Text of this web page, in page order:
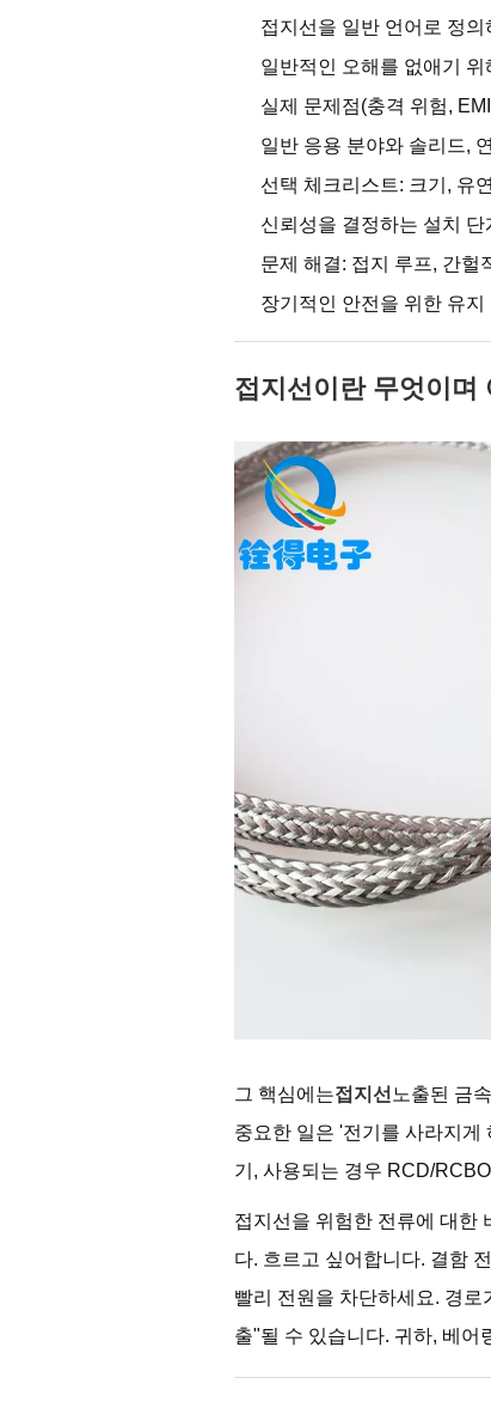
접지선을 일반 언어로 정
일반적인 오해를 없애기
실제 문제점(충격 위험,
일반 응용 분야와 솔리드,
선택 체크리스트: 크기, 유
신뢰성을 결정하는 설치
문제 해결: 접지 루프, 간헐
장기적인 안전을 위한 유
접지선이란 무엇이며
그 핵심에는접지선 노출된 금
중요한 일은 '전기를 사라지게
기, 사용되는 경우 RCD/
접지선을 위험한 전류에 대한
다. 흐르고 싶어합니다. 결함
빨리 전원을 차단하세요. 경
출"될 수 있습니다. 귀하, 베어